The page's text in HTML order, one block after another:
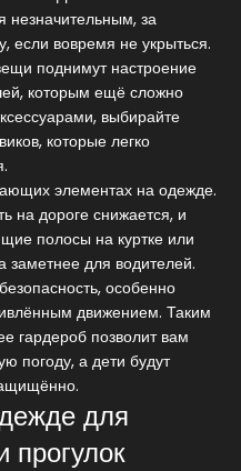
незначительным, за
если вовремя не укрыться.
поднимут настроение
которым ещё сложно
выбирайте
которые легко
элементах на одежде.
на дороге снижается, и
полосы на куртке или
заметнее для водителей.
особенно
движением. Таким
гардероб позволит вам
погоду, а дети будут
для
прогулок